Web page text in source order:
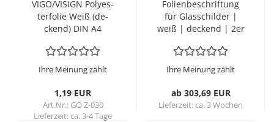
VIGO/VI­SIGN Po­ly­es­
ter­fo­lie Weiß (de­
ckend) DIN A4
Ihre Meinung zählt
1,19 EUR
Art.Nr.: GO Z-030
Lieferzeit:ca. 3-4 Tage
Fo­li­en­be­schrif­tung
für Glas­schil­der |
weiß | de­ckend | 2er
Ihre Meinung zählt
ab 303,69 EUR
Lieferzeit:ca. 3 Wochen